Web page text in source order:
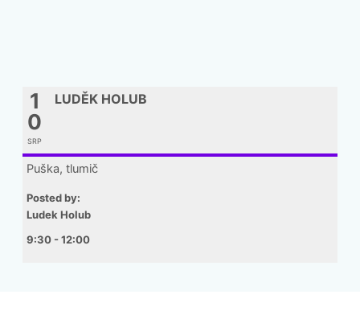
1
0
SRP
LUDĚK HOLUB
Puška, tlumič
Posted by:
Ludek Holub
9:30 - 12:00